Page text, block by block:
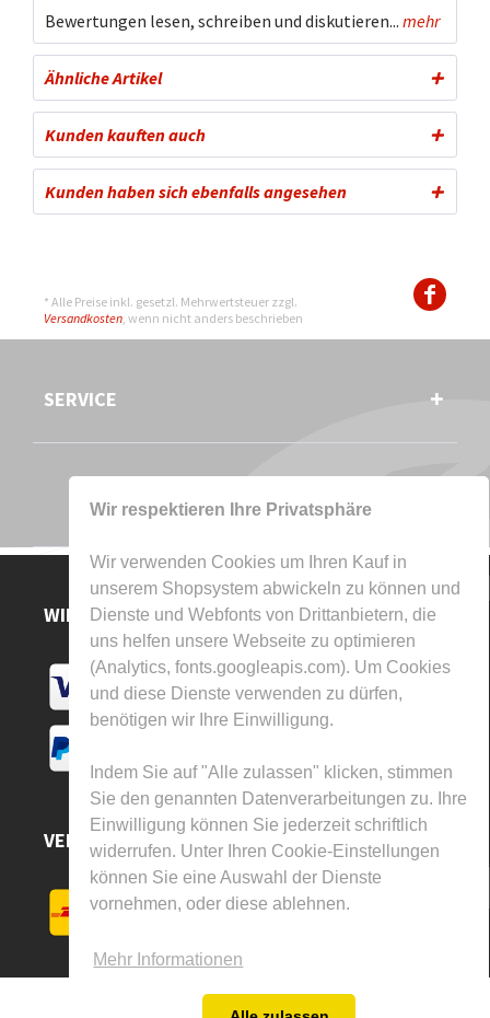
Wir respektieren Ihre Privatsphäre
Wir verwenden Cookies um Ihren Kauf in
unserem Shopsystem abwickeln zu können und
Dienste und Webfonts von Drittanbietern, die
uns helfen unsere Webseite zu optimieren
(Analytics, fonts.googleapis.com). Um Cookies
und diese Dienste verwenden zu dürfen,
benötigen wir Ihre Einwilligung.
Indem Sie auf "Alle zulassen" klicken, stimmen
Sie den genannten Datenverarbeitungen zu. Ihre
Einwilligung können Sie jederzeit schriftlich
widerrufen. Unter Ihren Cookie-Einstellungen
können Sie eine Auswahl der Dienste
vornehmen, oder diese ablehnen.
Mehr Informationen
Bewertungen lesen, schreiben und diskutieren... mehr
Ähnliche Artikel
Kunden kauften auch
Kunden haben sich ebenfalls angesehen
* Alle Preise inkl. gesetzl. Mehrwertsteuer zzgl.
Versandkosten, wenn nicht anders beschrieben
SERVICE
WIR AKZEPTIEREN
VERSAND DURCH